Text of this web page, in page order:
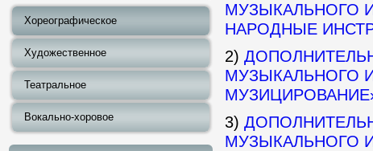
Хореографическое
Художественное
Театральное
Вокально-хоровое
МУЗЫКАЛЬНОГО
НАРОДНЫЕ
2)
МУЗЫКАЛЬНОГО
3)
МУЗЫКАЛЬНОГО